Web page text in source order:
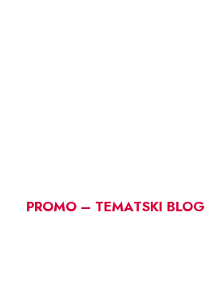
PROMO – TEMATSKI BLOG